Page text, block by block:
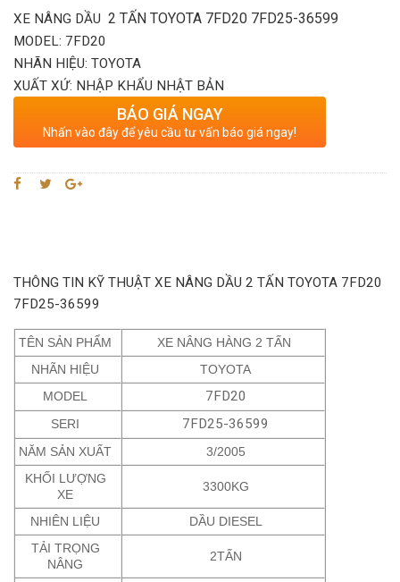
XE NÂNG DẦU 2 TẤN TOYOTA 7FD20 7FD25-36599
MODEL: 7FD20
NHÃN HIỆU: TOYOTA
XUẤT XỨ: NHẬP KHẨU NHẬT BẢN
BÁO GIÁ NGAY
Nhấn vào đây để yêu cầu tư vấn báo giá ngay!
THÔNG TIN KỸ THUẬT XE NÂNG DẦU 2 TẤN TOYOTA 7FD20
7FD25-36599
TÊN SẢN PHẨM
XE NÂNG HÀNG 2 TẤN
NHÃN HIỆU
TOYOTA
MODEL
7FD20
SERI 7FD25-36599
NĂM SẢN XUẤT
3/2005
KHỐI LƯỢNG
XE
3300KG
NHIÊN LIỆU
DẦU DIESEL
TẢI TRỌNG
NÂNG
2TẤN